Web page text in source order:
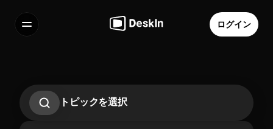
ログイン
トピックを選択